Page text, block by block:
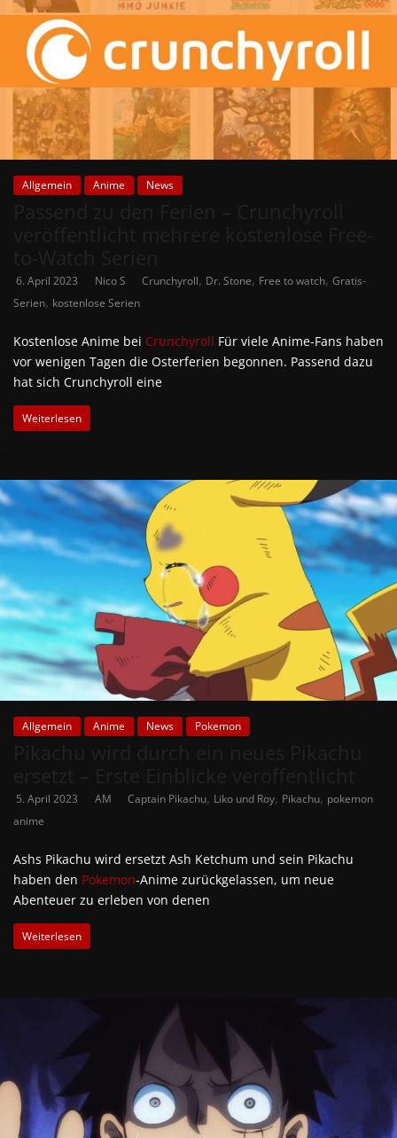
Allgemein Anime News
6. April 2023 Nico S Crunchyroll, Dr. Stone, Free to watch, Gratis-
Serien, kostenlose Serien
Kostenlose Anime bei Crunchyroll Für viele Anime-Fans haben
vor wenigen Tagen die Osterferien begonnen. Passend dazu
hat sich Crunchyroll eine
Weiterlesen
Allgemein Anime News Pokemon
5. April 2023 AM Captain Pikachu, Liko und Roy, Pikachu, pokemon
anime
Ashs Pikachu wird ersetzt Ash Ketchum und sein Pikachu
haben den Pokemon-Anime zurückgelassen, um neue
Abenteuer zu erleben von denen
Weiterlesen